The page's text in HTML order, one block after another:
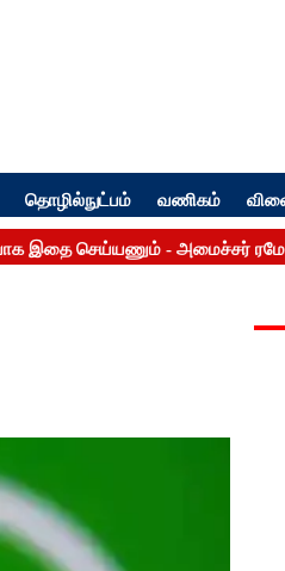
தொழில்நுட்பம் வணிகம்